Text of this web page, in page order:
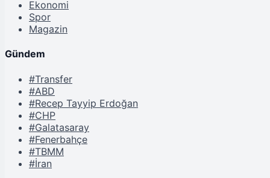
Ekonomi
Spor
Magazin
Gündem
#Transfer
#ABD
#Recep Tayyip Erdoğan
#CHP
#Galatasaray
#Fenerbahçe
#TBMM
#İran